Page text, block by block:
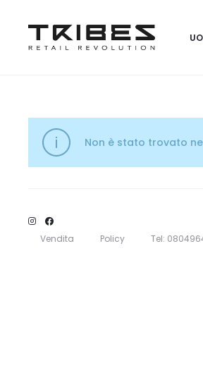
Non è stato trovato
Vendita Policy Tel: